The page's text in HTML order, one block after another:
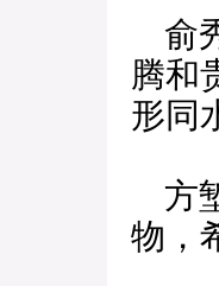
俞
腾和
形同
方
物，